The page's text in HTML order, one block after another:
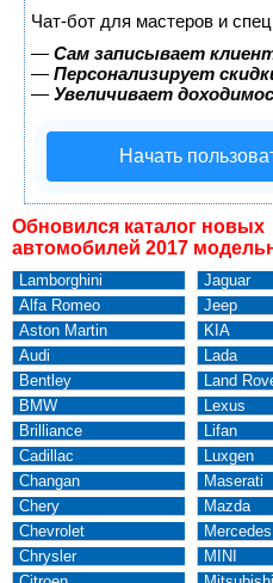
Чат-бот для мастеров и
— Сам записывает
— Персонализирует
— Увеличивает
Начать
Обновился каталог новых
автомобилей 2017
Lamborghini
Alfa Romeo
Aston Martin
Audi
Bentley
BMW
Brilliance
Cadillac
Changan
Chery
Chevrolet
Chrysler
Jaguar
Jeep
KIA
Lada
Land
Lexus
Lifan
Luxgen
Maserati
Mazda
Mercedes
MINI